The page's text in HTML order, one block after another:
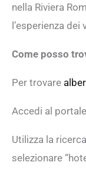
nella Riviera
l’esperienza
Come posso
Per trovare
Accedi al
Utilizza la
selezionare